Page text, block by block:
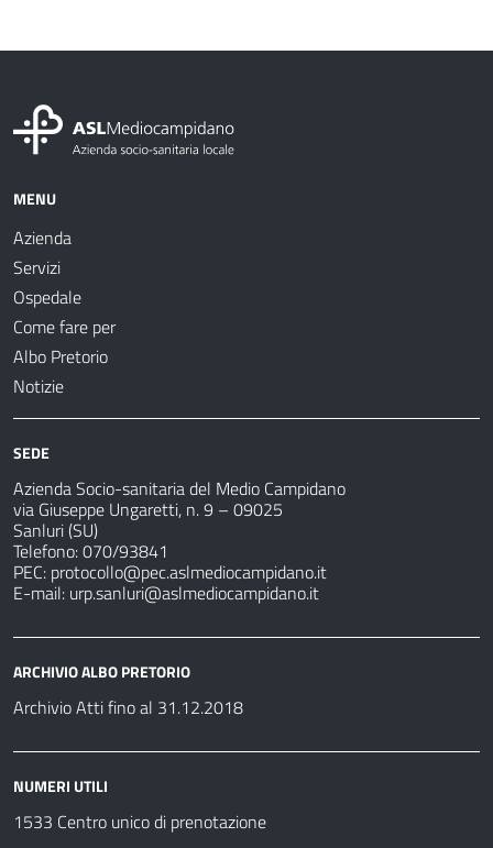
MENU
Azienda
Servizi
Ospedale
Come fare per
Albo Pretorio
Notizie
SEDE
Azienda Socio-sanitaria del Medio Campidano
via Giuseppe Ungaretti, n. 9 – 09025
Sanluri (SU)
Telefono: 070/93841
PEC: protocollo@pec.aslmediocampidano.it
E-mail: urp.sanluri@aslmediocampidano.it
ARCHIVIO ALBO PRETORIO
Archivio Atti fino al 31.12.2018
NUMERI UTILI
1533 Centro unico di prenotazione